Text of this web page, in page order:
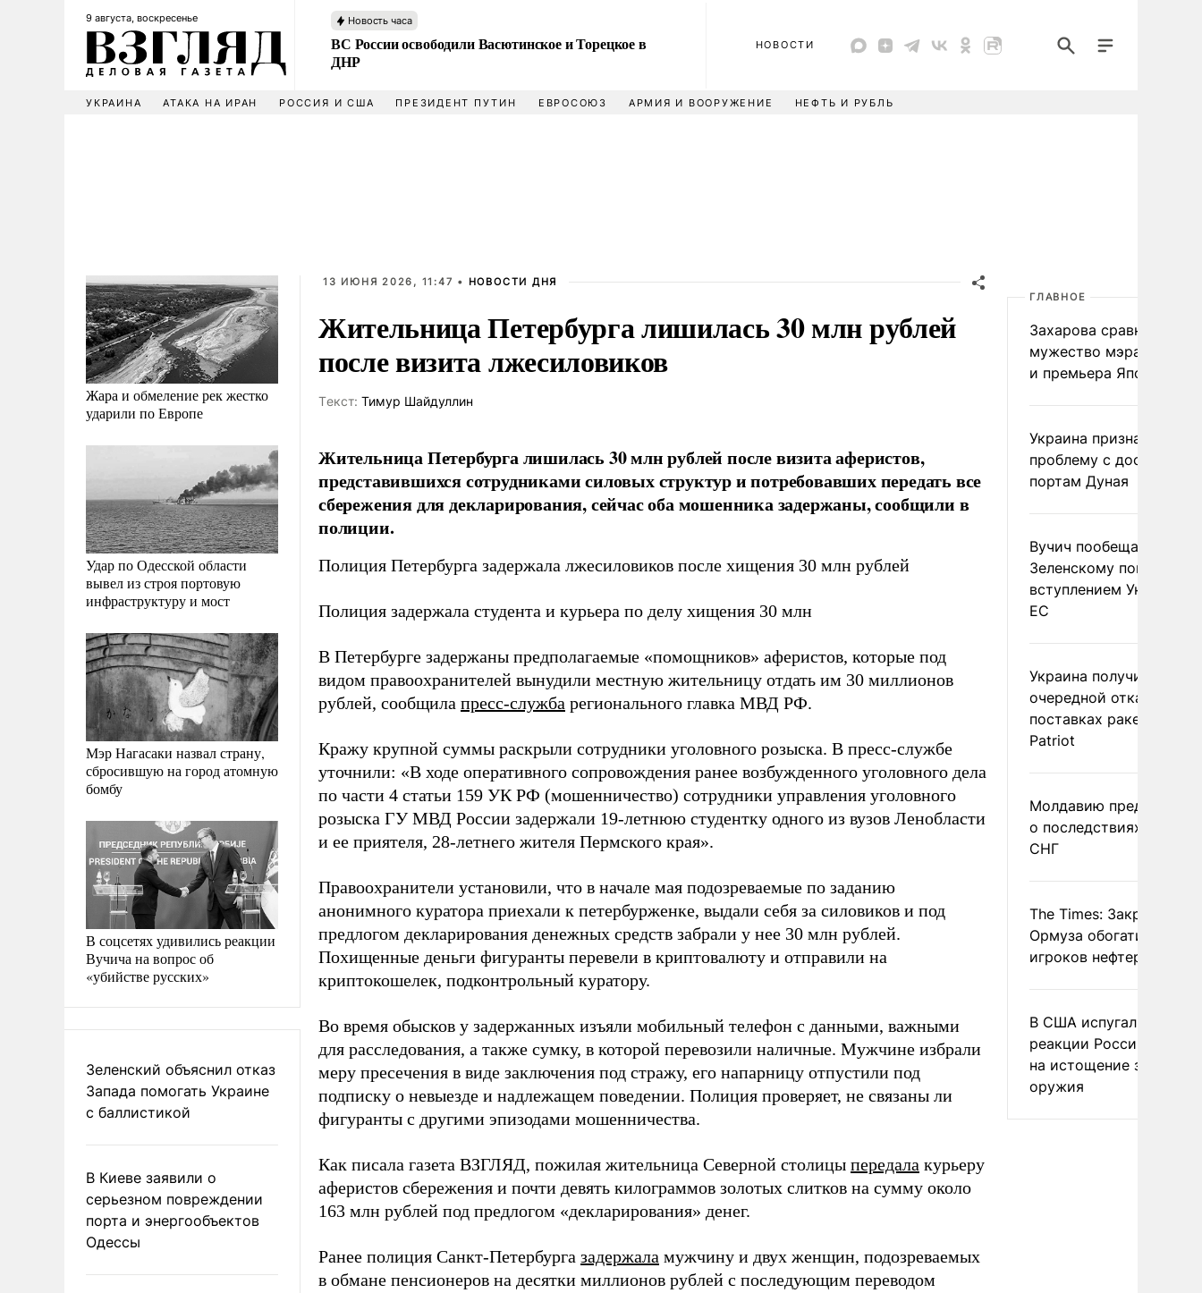
9 августа, воскресенье Новость часа
ВС России освободили Васютинское и Торецкое в
ДНР
НОВОСТИ
УКРАИНА АТАКА НА ИРАН РОССИЯ И США ПРЕЗИДЕНТ ПУТИН ЕВРОСОЮЗ АРМИЯ И ВООРУЖЕНИЕ НЕФТЬ И РУБЛЬ
Жара и обмеление рек жестко
ударили по Европе
Удар по Одесской области
вывел из строя портовую
инфраструктуру и мост
Мэр Нагасаки назвал страну,
сбросившую на город атомную
бомбу
В соцсетях удивились реакции
Вучича на вопрос об
«убийстве русских»
Зеленский объяснил отказ
Запада помогать Украине
с баллистикой
В Киеве заявили о
серьезном повреждении
порта и энергообъектов
Одессы
13 ИЮНЯ 2026, 11:47 • НОВОСТИ ДНЯ
Жительница Петербурга лишилась 30 млн рублей
после визита лжесиловиков
Tекст: Тимур Шайдуллин
Жительница Петербурга лишилась 30 млн рублей после визита аферистов,
представившихся сотрудниками силовых структур и потребовавших передать все
сбережения для декларирования, сейчас оба мошенника задержаны, сообщили в
полиции.
Полиция Петербурга задержала лжесиловиков после хищения 30 млн рублей
Полиция задержала студента и курьера по делу хищения 30 млн
В Петербурге задержаны предполагаемые «помощников» аферистов, которые под
видом правоохранителей вынудили местную жительницу отдать им 30 миллионов
рублей, сообщила пресс-служба регионального главка МВД РФ.
Кражу крупной суммы раскрыли сотрудники уголовного розыска. В пресс-службе
уточнили: «В ходе оперативного сопровождения ранее возбужденного уголовного дела
по части 4 статьи 159 УК РФ (мошенничество) сотрудники управления уголовного
розыска ГУ МВД России задержали 19-летнюю студентку одного из вузов Ленобласти
и ее приятеля, 28-летнего жителя Пермского края».
Правоохранители установили, что в начале мая подозреваемые по заданию
анонимного куратора приехали к петербурженке, выдали себя за силовиков и под
предлогом декларирования денежных средств забрали у нее 30 млн рублей.
Похищенные деньги фигуранты перевели в криптовалюту и отправили на
криптокошелек, подконтрольный куратору.
Во время обысков у задержанных изъяли мобильный телефон с данными, важными
для расследования, а также сумку, в которой перевозили наличные. Мужчине избрали
меру пресечения в виде заключения под стражу, его напарницу отпустили под
подписку о невыезде и надлежащем поведении. Полиция проверяет, не связаны ли
фигуранты с другими эпизодами мошенничества.
Как писала газета ВЗГЛЯД, пожилая жительница Северной столицы передала курьеру
аферистов сбережения и почти девять килограммов золотых слитков на сумму около
163 млн рублей под предлогом «декларирования» денег.
Ранее полиция Санкт-Петербурга задержала мужчину и двух женщин, подозреваемых
в обмане пенсионеров на десятки миллионов рублей с последующим переводом
ГЛАВНОЕ
Захарова сравнила
мужество мэра
и премьера Японии
Украина признала
проблему с доступом к
портам Дуная
Вучич пообещал
Зеленскому помочь со
вступлением Украины в
ЕС
Украина получила
очередной отказ в
поставках ракет для
Patriot
Молдавию
о последствиях выхода
СНГ
The Times: Закрытие
Ормуза обогатило
игроков нефтерынка
В США испугались
реакции России и
на истощение запасов
оружия